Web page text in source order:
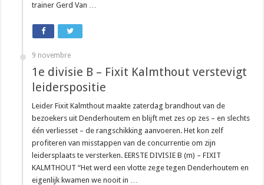
trainer Gerd Van …
9 novembre
1e divisie B – Fixit Kalmthout verstevigt
leiderspositie
Leider Fixit Kalmthout maakte zaterdag brandhout van de
bezoekers uit Denderhoutem en blijft met zes op zes – en slechts
één verliesset – de rangschikking aanvoeren. Het kon zelf
profiteren van misstappen van de concurrentie om zijn
leidersplaats te versterken. EERSTE DIVISIE B (m) – FIXIT
KALMTHOUT “Het werd een vlotte zege tegen Denderhoutem en
eigenlijk kwamen we nooit in …